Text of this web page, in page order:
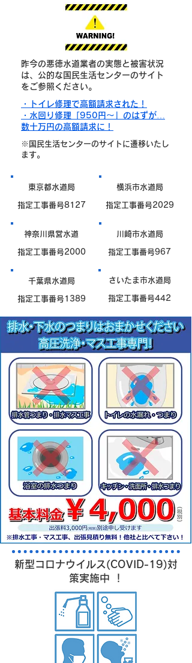
昨今の悪徳水道業者の実態と被害状況
は、公的な国民生活センターのサイト
をご参照ください。
・トイレ修理で高額請求された！
・水回り修理「950円～」のはずが…
数十万円の高額請求に！
※国民生活センターのサイトに遷移いたし
ます。
東京都水道局
指定工事番号8127
横浜市水道局
指定工事番号2029
神奈川県営水道
指定工事番号2000
川崎市水道局
指定工事番号967
千葉県水道局
指定工事番号1389
さいたま市水道局
指定工事番号442
新型コロナウイルス(COVID-19)対
策実施中 ！